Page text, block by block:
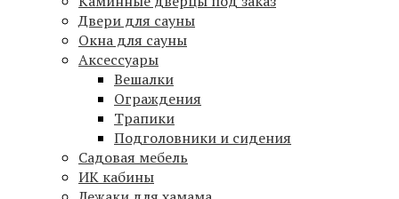
Двери для сауны
Окна для сауны
Аксессуары
Вешалки
Ограждения
Трапики
Подголовники и сидения
Садовая мебель
ИК кабины